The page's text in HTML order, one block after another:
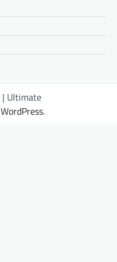
| Ultimate
WordPress.